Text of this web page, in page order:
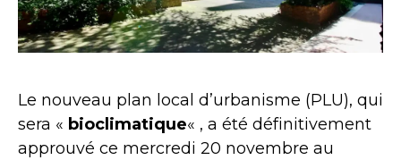
Le nouveau plan local d’urbanisme (PLU), qui
sera « bioclimatique« , a été définitivement
approuvé ce mercredi 20 novembre au